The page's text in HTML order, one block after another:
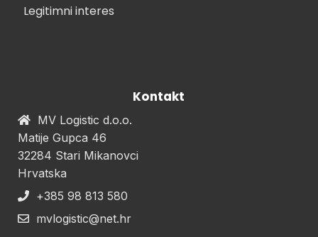
Legitimni interes
Kontakt
MV Logistic d.o.o.
Matije Gupca 46
32284 Stari Mikanovci
Hrvatska
+385 98 813 580
mvlogistic@net.hr